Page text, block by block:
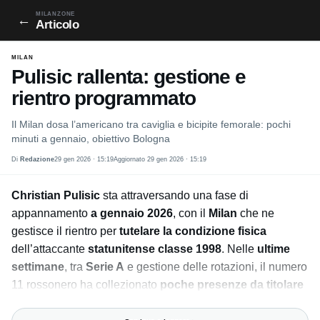
← MILANZONE
Articolo
MILAN
Pulisic rallenta: gestione e
rientro programmato
Il Milan dosa l’americano tra caviglia e bicipite femorale: pochi
minuti a gennaio, obiettivo Bologna
Di Redazione29 gen 2026 · 15:19Aggiornato 29 gen 2026 · 15:19
Christian Pulisic sta attraversando una fase di
appannamento a gennaio 2026, con il Milan che ne
gestisce il rientro per tutelare la condizione fisica
dell’attaccante statunitense classe 1998. Nelle ultime
settimane, tra Serie A e gestione delle rotazioni, il numero
11 rossonero ha collezionato poche presenze da titolare